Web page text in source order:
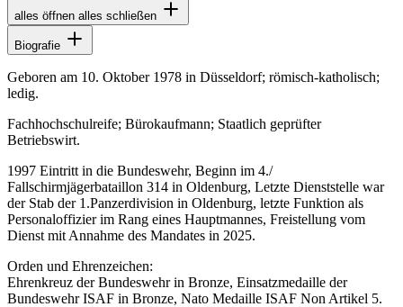
alles öffnen alles schließen
Biografie
Geboren am 10. Oktober 1978 in Düsseldorf; römisch-katholisch;
ledig.
Fachhochschulreife; Bürokaufmann; Staatlich geprüfter
Betriebswirt.
1997 Eintritt in die Bundeswehr, Beginn im 4./
Fallschirmjägerbataillon 314 in Oldenburg, Letzte Dienststelle war
der Stab der 1.Panzerdivision in Oldenburg, letzte Funktion als
Personaloffizier im Rang eines Hauptmannes, Freistellung vom
Dienst mit Annahme des Mandates in 2025.
Orden und Ehrenzeichen:
Ehrenkreuz der Bundeswehr in Bronze, Einsatzmedaille der
Bundeswehr ISAF in Bronze, Nato Medaille ISAF Non Artikel 5.